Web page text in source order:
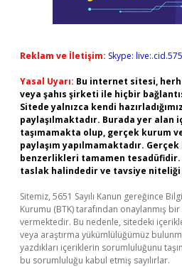
Reklam ve İletişim: Skype:
Yasal Uyarı: Bu internet sitesi,
veya şahıs şirketi ile hiçbir
Sitede yalnızca kendi
paylaşılmaktadır. Burada yer
taşımamakta olup, gerçek kurum
paylaşım yapılmamaktadır.
benzerlikleri tamamen
taslak halindedir ve tavsiye niteliği
Sitemiz, 5651 Sayılı Kanun gereğince
Kurumu (BTK) tarafından onaylanmış
vermektedir. Bu nedenle, sitedeki
veya araştırma yükümlülüğümüz
yazdıkları içeriklerin sorumluluğunu
bu sorumluluğu kabul etmiş sayılırlar.